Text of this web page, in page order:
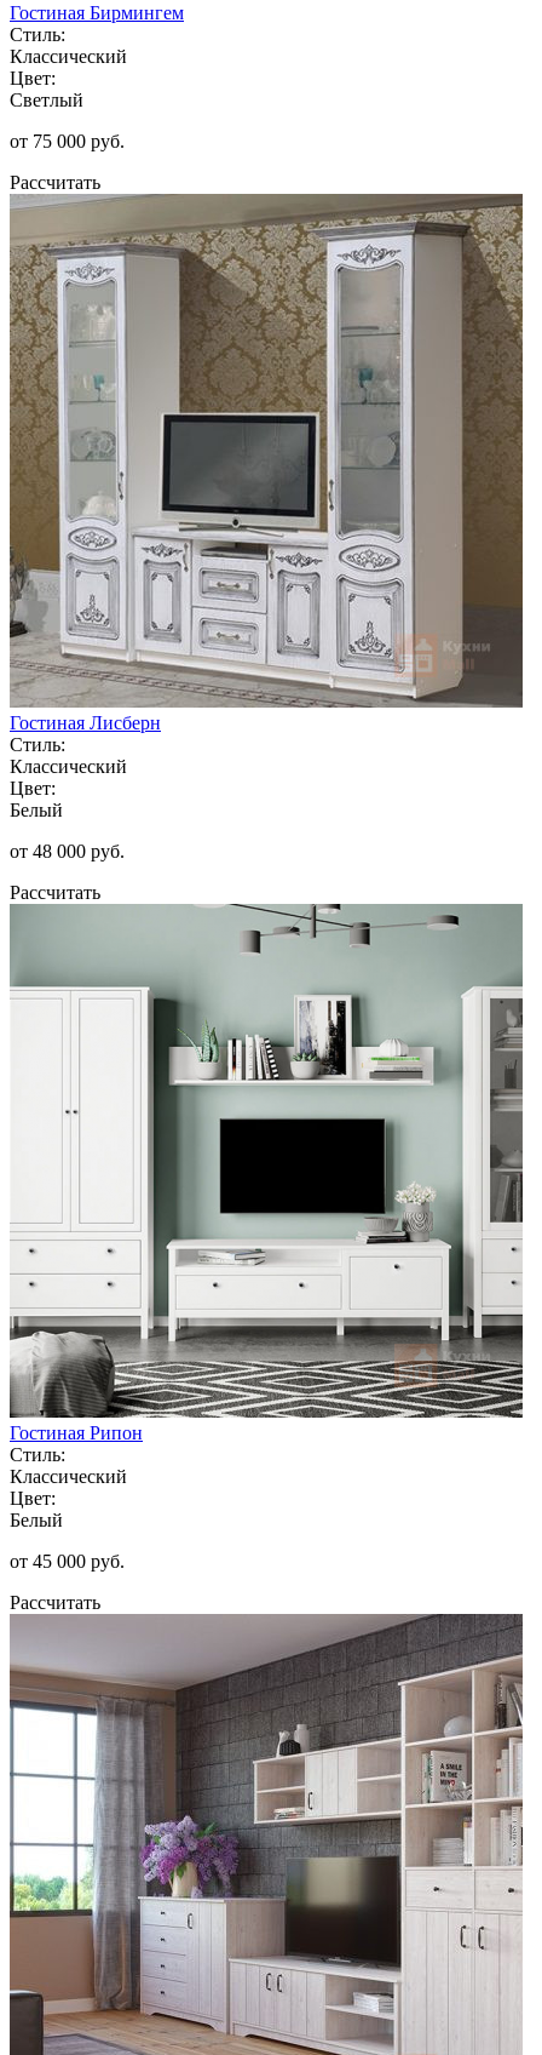
Гостиная Бирмингем
Стиль:
Классический
Цвет:
Светлый
от 75 000 руб.
Рассчитать
Гостиная Лисберн
Стиль:
Классический
Цвет:
Белый
от 48 000 руб.
Рассчитать
Гостиная Рипон
Стиль:
Классический
Цвет:
Белый
от 45 000 руб.
Рассчитать